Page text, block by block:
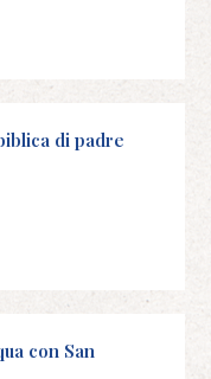
di padre
con San